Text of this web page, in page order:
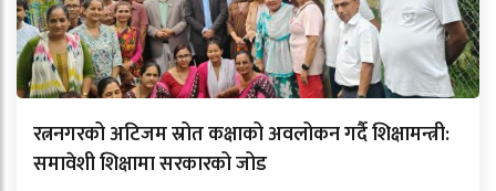
रत्ननगरको अटिजम स्रोत कक्षाको अवलोकन गर्दै शिक्षामन्त्री:
समावेशी शिक्षामा सरकारको जोड